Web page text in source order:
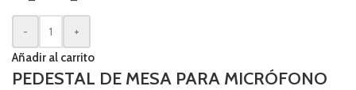
-
+
Añadir al carrito
PEDESTAL DE MESA PARA MICRÓFONO